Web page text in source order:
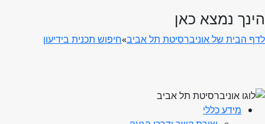
הינך נמצא כאן
לדף הבית של אוניברסיטת תל אביב»חיפוש תכנית בידיעון
מידע כללי